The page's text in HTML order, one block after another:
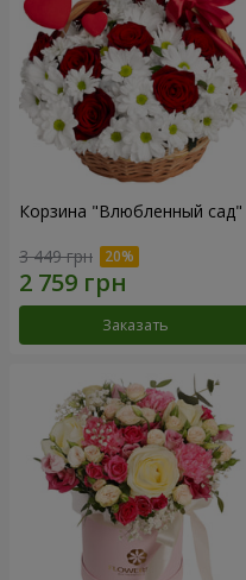
Корзина "Влюбленный сад"
3 449 грн
Заказать